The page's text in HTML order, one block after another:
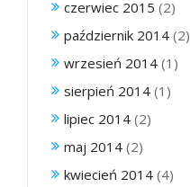
czerwiec 2015 (2)
październik 2014 (2)
wrzesień 2014 (1)
sierpień 2014 (1)
lipiec 2014 (2)
maj 2014 (2)
kwiecień 2014 (4)